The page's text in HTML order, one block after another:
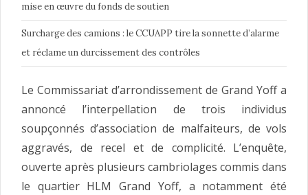
mise en œuvre du fonds de soutien
Surcharge des camions : le CCUAPP tire la sonnette d’alarme
et réclame un durcissement des contrôles
Le Commissariat d’arrondissement de Grand Yoff a
annoncé l’interpellation de trois individus
soupçonnés d’association de malfaiteurs, de vols
aggravés, de recel et de complicité. L’enquête,
ouverte après plusieurs cambriolages commis dans
le quartier HLM Grand Yoff, a notamment été